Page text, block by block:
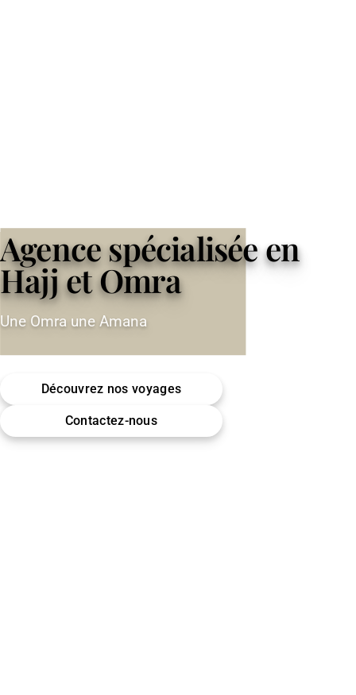
Agence spécialisée en
Hajj et Omra
Une Omra une Amana
Découvrez nos voyages
Contactez-nous
Omra (Umrah) · Hajj
Encadrement & accompagnement